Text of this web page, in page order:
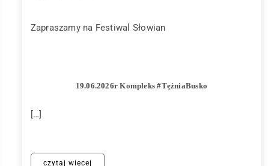
Zapraszamy na Festiwal Słowian
19.06.2026r Kompleks #TężniaBusko
[…]
czytaj więcej